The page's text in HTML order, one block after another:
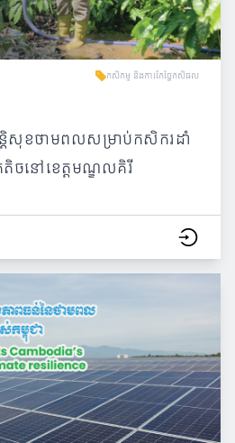
កសិកម្ម និងការកែច្នៃកសិផល
សុខថាមពលសម្រាប់កសិករដាំ
តិចនៅខេត្តមណ្ឌលគិរី